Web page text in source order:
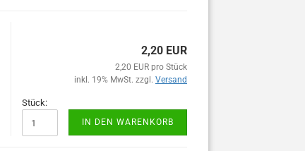
2,20 EUR
2,20 EUR pro Stück
inkl. 19% MwSt. zzgl. Versand
Stück:
IN DEN WARENKORB